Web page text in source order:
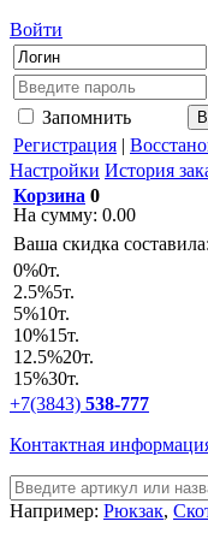
Войти
Запомнить
Регистрация |
Настройки История
Корзина 0
На сумму: 0.00
Ваша скидка составила:
0%0т.
2.5%5т.
5%10т.
10%15т.
12.5%20т.
15%30т.
+7(3843) 538-777
Контактная
Например: Рюкзак,